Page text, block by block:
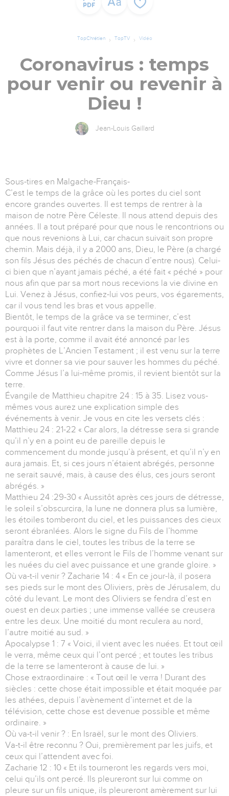
TopChrétien TopTV Vidéo
Coronavirus : temps
pour venir ou revenir à
Dieu !
Jean-Louis Gaillard
Sous-tires en Malgache-Français-
C’est le temps de la grâce où les portes du ciel sont
encore grandes ouvertes. Il est temps de rentrer à la
maison de notre Père Céleste. Il nous attend depuis des
années. Il a tout préparé pour que nous le rencontrions ou
que nous revenions à Lui, car chacun suivait son propre
chemin. Mais déjà, il y a 2000 ans, Dieu, le Père (a chargé
son fils Jésus des péchés de chacun d’entre nous). Celui-
ci bien que n’ayant jamais péché, a été fait « péché » pour
nous afin que par sa mort nous recevions la vie divine en
Lui. Venez à Jésus, confiez-lui vos peurs, vos égarements,
car il vous tend les bras et vous appelle.
Bientôt, le temps de la grâce va se terminer, c’est
pourquoi il faut vite rentrer dans la maison du Père. Jésus
est à la porte, comme il avait été annoncé par les
prophètes de L’Ancien Testament ; il est venu sur la terre
vivre et donner sa vie pour sauver les hommes du péché.
Comme Jésus l’a lui-même promis, il revient bientôt sur la
terre.
Évangile de Matthieu chapitre 24 : 15 à 35. Lisez vous-
mêmes vous aurez une explication simple des
événements à venir. Je vous en cite les versets clés :
Matthieu 24 : 21-22 « Car alors, la détresse sera si grande
qu’il n’y en a point eu de pareille depuis le
commencement du monde jusqu’à présent, et qu’il n’y en
aura jamais. Et, si ces jours n’étaient abrégés, personne
ne serait sauvé, mais, à cause des élus, ces jours seront
abrégés. »
Matthieu 24 :29-30 « Aussitôt après ces jours de détresse,
le soleil s’obscurcira, la lune ne donnera plus sa lumière,
les étoiles tomberont du ciel, et les puissances des cieux
seront ébranlées. Alors le signe du Fils de l’homme
paraîtra dans le ciel, toutes les tribus de la terre se
lamenteront, et elles verront le Fils de l’homme venant sur
les nuées du ciel avec puissance et une grande gloire. »
Où va-t-il venir ? Zacharie 14 : 4 « En ce jour-là, il posera
ses pieds sur le mont des Oliviers, près de Jérusalem, du
côté du levant. Le mont des Oliviers se fendra d’est en
ouest en deux parties ; une immense vallée se creusera
entre les deux. Une moitié du mont reculera au nord,
l’autre moitié au sud. »
Apocalypse 1 : 7 « Voici, il vient avec les nuées. Et tout œil
le verra, même ceux qui l’ont percé ; et toutes les tribus
de la terre se lamenteront à cause de lui. »
Chose extraordinaire : « Tout œil le verra ! Durant des
siècles : cette chose était impossible et était moquée par
les athées, depuis l’avènement d’internet et de la
télévision, cette chose est devenue possible et même
ordinaire. »
Où va-t-il venir ? : En Israël, sur le mont des Oliviers.
Va-t-il être reconnu ? Oui, premièrement par les juifs, et
ceux qui l’attendent avec foi.
Zacharie 12 : 10 « Et ils tourneront les regards vers moi,
celui qu’ils ont percé. Ils pleureront sur lui comme on
pleure sur un fils unique, ils pleureront amèrement sur lui